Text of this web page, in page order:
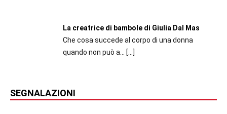
La creatrice di bambole di Giulia Dal Mas
Che cosa succede al corpo di una donna
quando non può a...
[…]
SEGNALAZIONI